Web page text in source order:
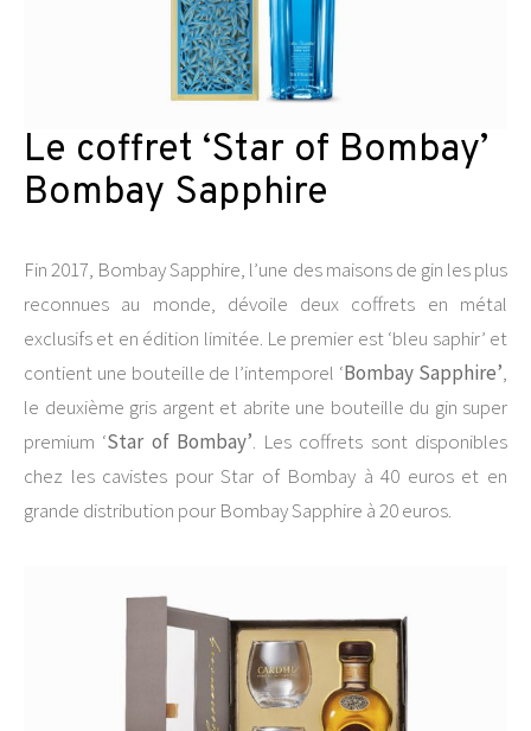
Le coffret ‘Star of Bombay’
Bombay Sapphire
Fin 2017, Bombay Sapphire, l’une des maisons de gin les plus
reconnues au monde, dévoile deux coffrets en métal
exclusifs et en édition limitée. Le premier est ‘bleu saphir’ et
contient une bouteille de l’intemporel ‘Bombay Sapphire’,
le deuxième gris argent et abrite une bouteille du gin super
premium ‘Star of Bombay’. Les coffrets sont disponibles
chez les cavistes pour Star of Bombay à 40 euros et en
grande distribution pour Bombay Sapphire à 20 euros.